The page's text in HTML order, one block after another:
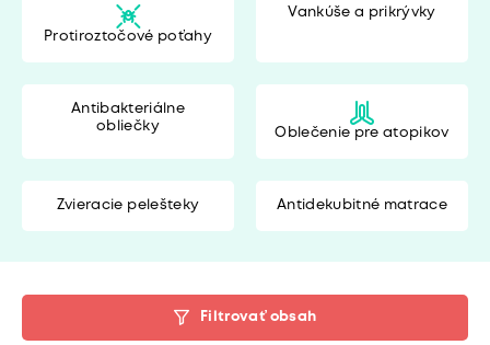
Protiroztočové poťahy
Vankúše a prikrývky
Antibakteriálne
obliečky
Oblečenie pre atopikov
Zvieracie pelešteky Antidekubitné matrace
Filtrovať obsah